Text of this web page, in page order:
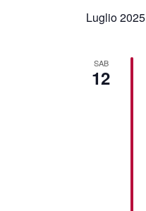
Luglio 2025
SAB
12